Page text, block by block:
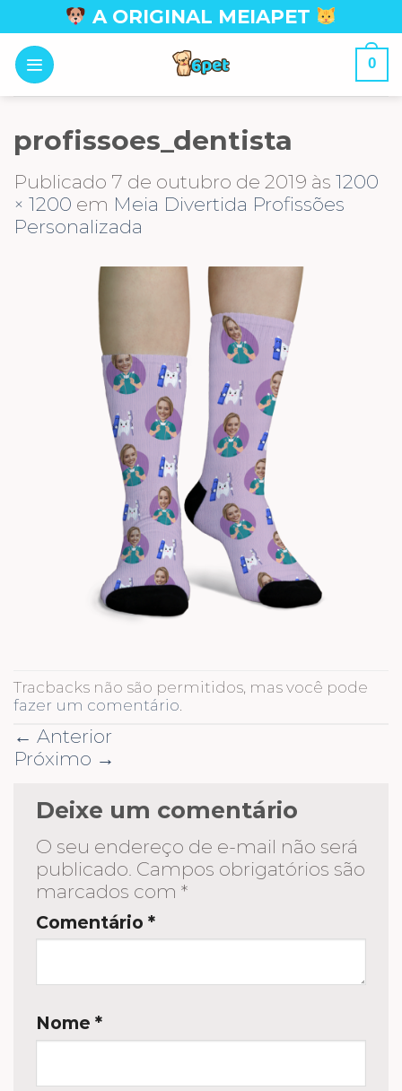
to
content
A ORIGINAL MEIAPET
0
profissoes_dentista
Publicado 7 de outubro de 2019 às 1200
× 1200 em Meia Divertida Profissões
Personalizada
Tracbacks não são permitidos, mas você pode
fazer um comentário.
← Anterior
Próximo →
Deixe um comentário
O seu endereço de e-mail não será
publicado. Campos obrigatórios são
marcados com *
Comentário *
Nome *